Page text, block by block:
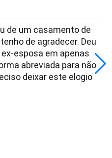
de um casamento de
de agradecer. Deu
esposa em apenas
abreviada para não
deixar este elogio